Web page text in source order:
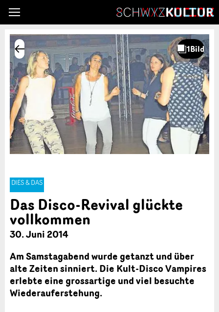
DIES & DAS
Das Disco-Revival glückte
vollkommen
30. Juni 2014
Am Samstagabend wurde getanzt und über
alte Zeiten sinniert. Die Kult-Disco Vampires
erlebte eine grossartige und viel besuchte
Wiederauferstehung.